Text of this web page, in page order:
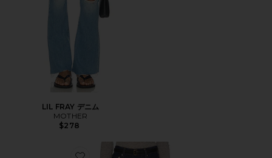
LIL FRAY デニム
MOTHER
$278